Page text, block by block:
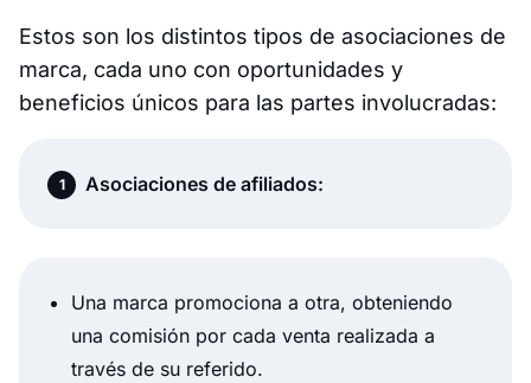
Estos son los distintos tipos de asociaciones de
marca, cada uno con oportunidades y
beneficios únicos para las partes involucradas:
Asociaciones de afiliados:
Una marca promociona a otra, obteniendo
una comisión por cada venta realizada a
través de su referido.